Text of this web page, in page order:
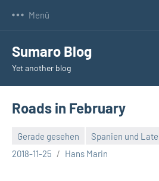
Menü
Sumaro Blog
Yet another blog
Roads in February
Gerade gesehen
Spanien und
2018-11-25
Hans Marin